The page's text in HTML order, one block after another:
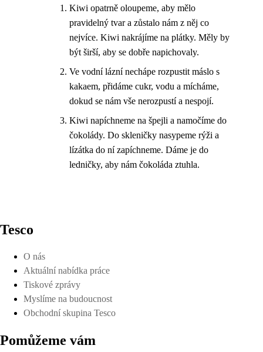
Kiwi opatrně oloupeme, aby mělo
pravidelný tvar a zůstalo nám z něj co
nejvíce. Kiwi nakrájíme na plátky. Měly by
být širší, aby se dobře napichovaly.
Ve vodní lázní nechápe rozpustit máslo s
kakaem, přidáme cukr, vodu a mícháme,
dokud se nám vše nerozpustí a nespojí.
Kiwi napíchneme na špejli a namočíme do
čokolády. Do skleničky nasypeme rýži a
lízátka do ní zapíchneme. Dáme je do
ledničky, aby nám čokoláda ztuhla.
Tesco
O nás
Aktuální nabídka práce
Tiskové zprávy
Myslíme na budoucnost
Obchodní skupina Tesco
Pomůžeme vám